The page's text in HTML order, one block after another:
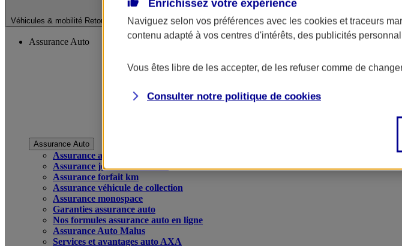
Véhicules & mobilité Retour à la section précédente
Fermer le menu principal
Assurance Auto
Assurance Auto
Assurance auto
Assurance jeune conducteur
Assurance forfait km
Assurance véhicule de collection
Assurance monospace
Garanties assurance auto
Nos formules assurance auto en ligne
Assurance Auto Malus
Services et avantages auto AXA
Enrichissez votre expérience
Naviguez selon vos préférences avec les cookies et traceurs
contenu adapté à vos centres d'intérêts, des publicités
Vous êtes libre de les accepter, de les refuser comme de
Consulter notre politique de cookies